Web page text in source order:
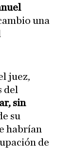
una
juez,
del
sin
su
habrían
de